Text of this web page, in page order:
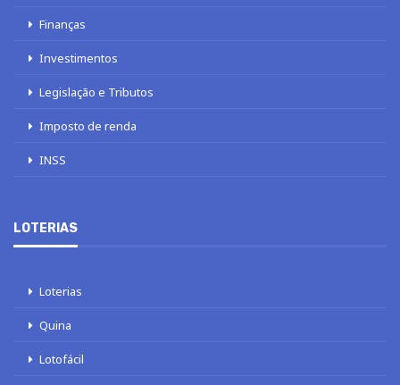
Finanças
Investimentos
Legislação e Tributos
Imposto de renda
INSS
LOTERIAS
Loterias
Quina
Lotofácil